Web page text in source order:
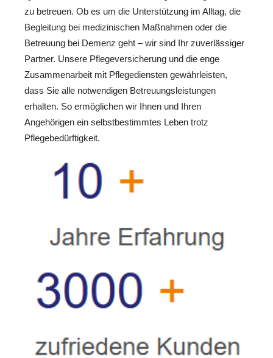
zu betreuen. Ob es um die Unterstützung im Alltag, die
Begleitung bei medizinischen Maßnahmen oder die
Betreuung bei Demenz geht – wir sind Ihr zuverlässiger
Partner. Unsere Pflegeversicherung und die enge
Zusammenarbeit mit Pflegediensten gewährleisten,
dass Sie alle notwendigen Betreuungsleistungen
erhalten. So ermöglichen wir Ihnen und Ihren
Angehörigen ein selbstbestimmtes Leben trotz
Pflegebedürftigkeit.